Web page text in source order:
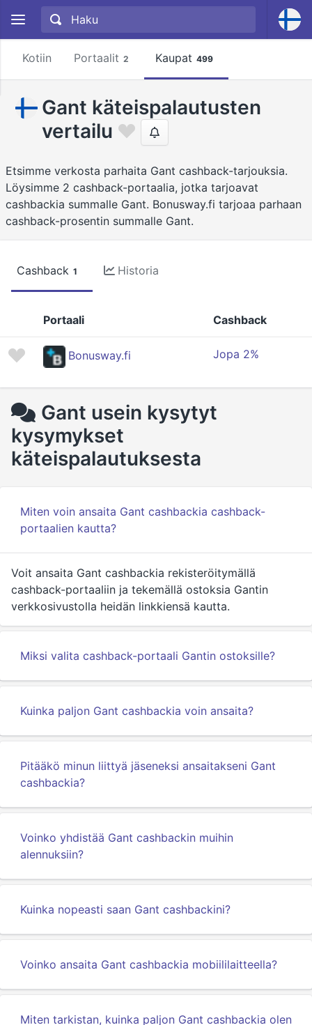
Kotiin Portaalit 2 Kaupat 499
Gant käteispalautusten
vertailu
Etsimme verkosta parhaita Gant cashback-tarjouksia.
Löysimme 2 cashback-portaalia, jotka tarjoavat
cashbackia summalle Gant. Bonusway.fi tarjoaa parhaan
cashback-prosentin summalle Gant.
Cashback 1 Historia
Portaali Cashback
Bonusway.fi Jopa 2%
Gant usein kysytyt
kysymykset
käteispalautuksesta
Miten voin ansaita Gant cashbackia cashback-
portaalien kautta?
Voit ansaita Gant cashbackia rekisteröitymällä
cashback-portaaliin ja tekemällä ostoksia Gantin
verkkosivustolla heidän linkkiensä kautta.
Miksi valita cashback-portaali Gantin ostoksille?
Kuinka paljon Gant cashbackia voin ansaita?
Pitääkö minun liittyä jäseneksi ansaitakseni Gant
cashbackia?
Voinko yhdistää Gant cashbackin muihin
alennuksiin?
Kuinka nopeasti saan Gant cashbackini?
Voinko ansaita Gant cashbackia mobiililaitteella?
Miten tarkistan, kuinka paljon Gant cashbackia olen